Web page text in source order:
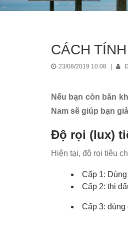
CÁCH
23/08/2019 10:08 |
Nếu bạn còn băn
Nam sẽ giúp bạn
Độ rọi (lux)
Hiện tại, độ rọi tiêu
Cấp 1:
Cấp 2: thi
Cấp 3: dùng